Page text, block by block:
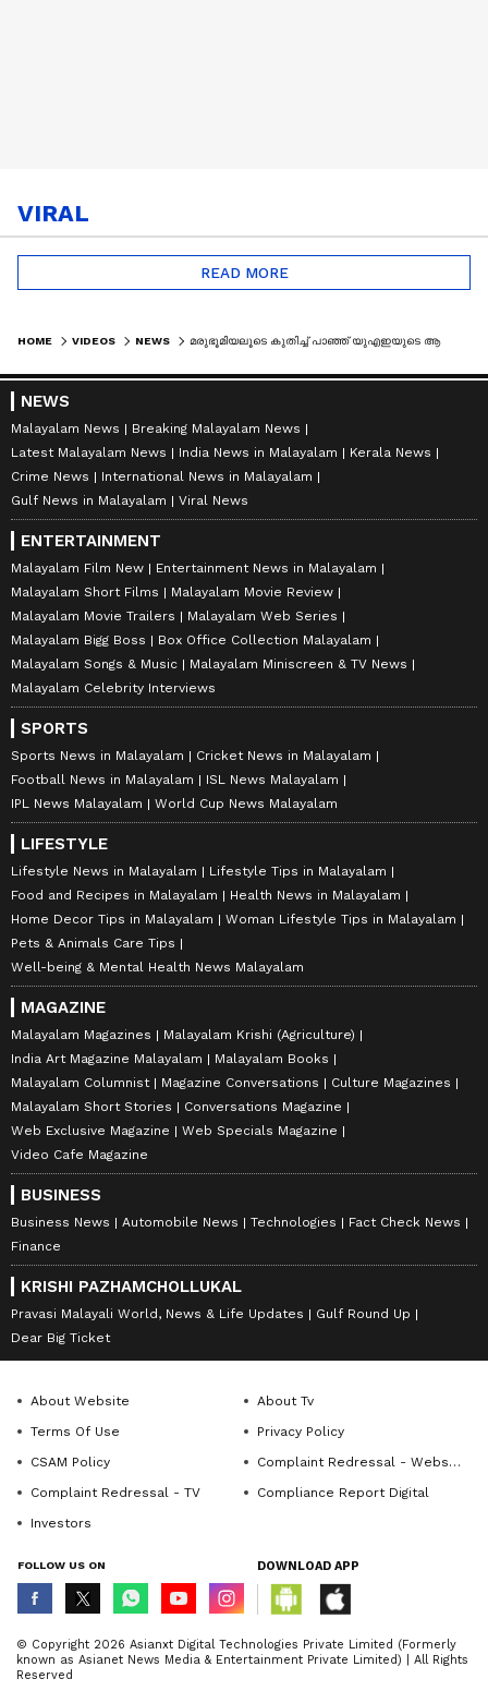
VIRAL
READ MORE
HOME VIDEOS NEWS മരുഭൂമിയലൂടെ കുതിച്ച് പാഞ്ഞ് യുഎഇയുടെ ആദ്യ പാസഞ്ചർ ട്രെയിൻ ഓടിത്തുടങ്ങി | ETIHAD RAIL
NEWS
Malayalam News
Breaking Malayalam News
Latest Malayalam News
India News in Malayalam
Kerala News
Crime News
International News in Malayalam
Gulf News in Malayalam
Viral News
ENTERTAINMENT
Malayalam Film New
Entertainment News in Malayalam
Malayalam Short Films
Malayalam Movie Review
Malayalam Movie Trailers
Malayalam Web Series
Malayalam Bigg Boss
Box Office Collection Malayalam
Malayalam Songs & Music
Malayalam Miniscreen & TV News
Malayalam Celebrity Interviews
SPORTS
Sports News in Malayalam
Cricket News in Malayalam
Football News in Malayalam
ISL News Malayalam
IPL News Malayalam
World Cup News Malayalam
LIFESTYLE
Lifestyle News in Malayalam
Lifestyle Tips in Malayalam
Food and Recipes in Malayalam
Health News in Malayalam
Home Decor Tips in Malayalam
Woman Lifestyle Tips in Malayalam
Pets & Animals Care Tips
Well-being & Mental Health News Malayalam
MAGAZINE
Malayalam Magazines
Malayalam Krishi (Agriculture)
India Art Magazine Malayalam
Malayalam Books
Malayalam Columnist
Magazine Conversations
Culture Magazines
Malayalam Short Stories
Conversations Magazine
Web Exclusive Magazine
Web Specials Magazine
Video Cafe Magazine
BUSINESS
Business News Automobile News Technologies
Fact Check News
Finance
KRISHI PAZHAMCHOLLUKAL
Pravasi Malayali World, News & Life Updates
Gulf Round Up
Dear Big Ticket
About Website
About Tv
Terms Of Use
Privacy Policy
CSAM Policy
Complaint Redressal - Website
Complaint Redressal - TV
Compliance Report Digital
Investors
FOLLOW US ON DOWNLOAD APP
© Copyright 2026 Asianxt Digital Technologies Private Limited (Formerly
known as Asianet News Media & Entertainment Private Limited) | All Rights
Reserved